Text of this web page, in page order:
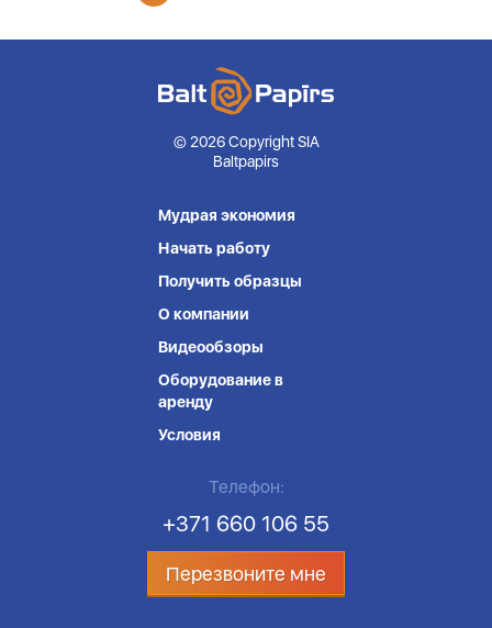
© 2026 Copyright SIA
Baltpapirs
Мудрая экономия
Начать работу
Получить образцы
О компании
Видеообзоры
Оборудование в
аренду
Условия
Телефон:
+371 660 106 55
Перезвоните мне